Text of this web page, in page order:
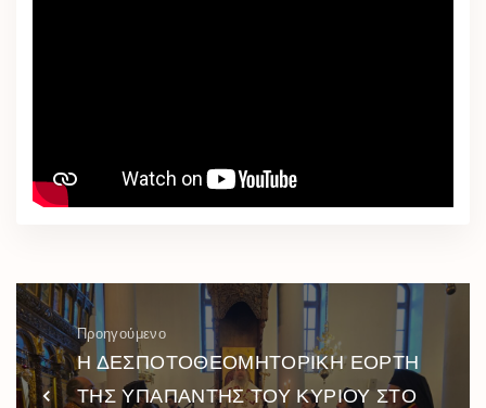
Προηγούμενο
Η ΔΕΣΠΟΤΟΘΕΟΜΗΤΟΡΙΚΗ ΕΟΡΤΗ
ΤΗΣ ΥΠΑΠΑΝΤΗΣ ΤΟΥ ΚΥΡΙΟΥ ΣΤΟ